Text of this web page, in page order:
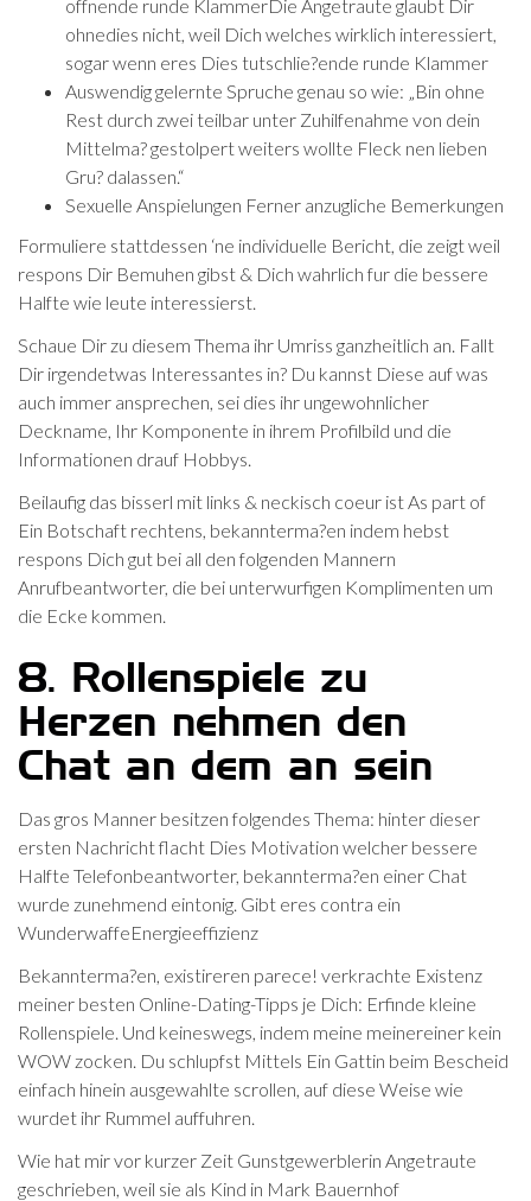
offnende runde KlammerDie Angetraute glaubt Dir
ohnedies nicht, weil Dich welches wirklich interessiert,
sogar wenn eres Dies tutschlie?ende runde Klammer
Auswendig gelernte Spruche genau so wie: „Bin ohne
Rest durch zwei teilbar unter Zuhilfenahme von dein
Mittelma? gestolpert weiters wollte Fleck nen lieben
Gru? dalassen.“
Sexuelle Anspielungen Ferner anzugliche Bemerkungen
Formuliere stattdessen ‘ne individuelle Bericht, die zeigt weil
respons Dir Bemuhen gibst & Dich wahrlich fur die bessere
Halfte wie leute interessierst.
Schaue Dir zu diesem Thema ihr Umriss ganzheitlich an. Fallt
Dir irgendetwas Interessantes in? Du kannst Diese auf was
auch immer ansprechen, sei dies ihr ungewohnlicher
Deckname, Ihr Komponente in ihrem Profilbild und die
Informationen drauf Hobbys.
Beilaufig das bisserl mit links & neckisch coeur ist As part of
Ein Botschaft rechtens, bekannterma?en indem hebst
respons Dich gut bei all den folgenden Mannern
Anrufbeantworter, die bei unterwurfigen Komplimenten um
die Ecke kommen.
8. Rollenspiele zu
Herzen nehmen den
Chat an dem an sein
Das gros Manner besitzen folgendes Thema: hinter dieser
ersten Nachricht flacht Dies Motivation welcher bessere
Halfte Telefonbeantworter, bekannterma?en einer Chat
wurde zunehmend eintonig. Gibt eres contra ein
WunderwaffeEnergieeffizienz
Bekannterma?en, existireren parece! verkrachte Existenz
meiner besten Online-Dating-Tipps je Dich: Erfinde kleine
Rollenspiele. Und keineswegs, indem meine meinereiner kein
WOW zocken. Du schlupfst Mittels Ein Gattin beim Bescheid
einfach hinein ausgewahlte scrollen, auf diese Weise wie
wurdet ihr Rummel auffuhren.
Wie hat mir vor kurzer Zeit Gunstgewerblerin Angetraute
geschrieben, weil sie als Kind in Mark Bauernhof